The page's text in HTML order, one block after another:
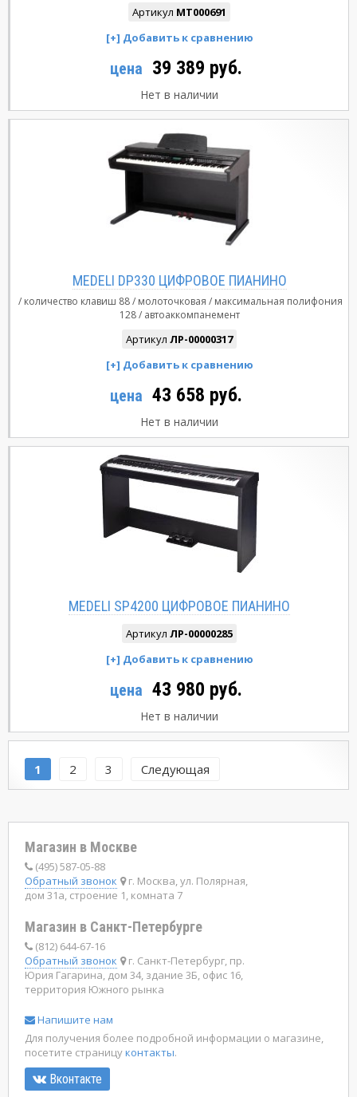
Артикул MT000691
цена 39 389 руб.
Нет в наличии
MEDELI DP330 ЦИФРОВОЕ ПИАНИНО
количество клавиш 88 молоточковая
максимальная полифония
128
автоаккомпанемент
Артикул ЛР-00000317
цена 43 658 руб.
Нет в наличии
MEDELI SP4200 ЦИФРОВОЕ ПИАНИНО
Артикул ЛР-00000285
цена 43 980 руб.
Нет в наличии
1 2 3 Следующая
Магазин в Москве
(495) 587-05-88
Обратный звонок
г. Москва, ул. Полярная,
дом 31а, строение 1, комната 7
Магазин в Санкт-Петербурге
(812) 644-67-16
Обратный звонок
г. Санкт-Петербург, пр.
Юрия Гагарина, дом 34, здание 3Б, офис 16,
территория Южного рынка
Напишите нам
Для получения более подробной информации о магазине,
посетите страницуконтакты.
Вконтакте